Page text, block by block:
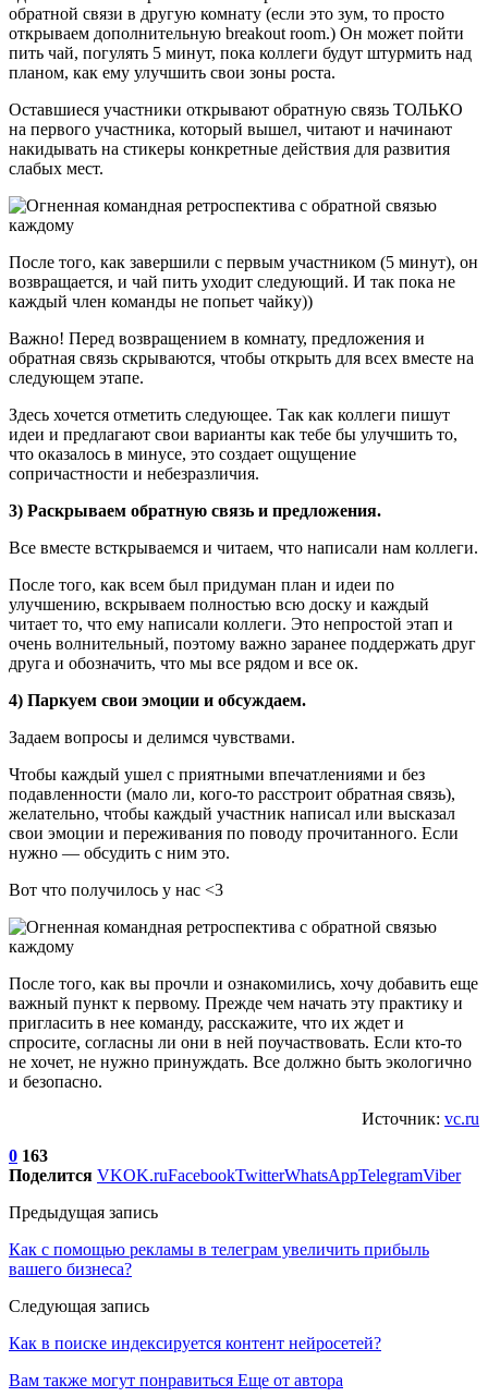
обратной связи в другую комнату (если это зум, то просто
открываем дополнительную breakout room.) Он может пойти
пить чай, погулять 5 минут, пока коллеги будут штурмить над
планом, как ему улучшить свои зоны роста.
Оставшиеся участники открывают обратную связь ТОЛЬКО
на первого участника, который вышел, читают и начинают
накидывать на стикеры конкретные действия для развития
слабых мест.
После того, как завершили с первым участником (5 минут), он
возвращается, и чай пить уходит следующий. И так пока не
каждый член команды не попьет чайку))
Важно! Перед возвращением в комнату, предложения и
обратная связь скрываются, чтобы открыть для всех вместе на
следующем этапе.
Здесь хочется отметить следующее. Так как коллеги пишут
идеи и предлагают свои варианты как тебе бы улучшить то,
что оказалось в минусе, это создает ощущение
сопричастности и небезразличия.
3) Раскрываем обратную связь и предложения.
Все вместе всткрываемся и читаем, что написали нам коллеги.
После того, как всем был придуман план и идеи по
улучшению, вскрываем полностью всю доску и каждый
читает то, что ему написали коллеги. Это непростой этап и
очень волнительный, поэтому важно заранее поддержать друг
друга и обозначить, что мы все рядом и все ок.
4) Паркуем свои эмоции и обсуждаем.
Задаем вопросы и делимся чувствами.
Чтобы каждый ушел с приятными впечатлениями и без
подавленности (мало ли, кого-то расстроит обратная связь),
желательно, чтобы каждый участник написал или высказал
свои эмоции и переживания по поводу прочитанного. Если
нужно — обсудить с ним это.
Вот что получилось у нас <3
После того, как вы прочли и ознакомились, хочу добавить еще
важный пункт к первому. Прежде чем начать эту практику и
пригласить в нее команду, расскажите, что их ждет и
спросите, согласны ли они в ней поучаствовать. Если кто-то
не хочет, не нужно принуждать. Все должно быть экологично
и безопасно.
Источник: vc.ru
0 163
Поделится VKOK.ruFacebookTwitterWhatsAppTelegramViber
Предыдущая запись
Как с помощью рекламы в телеграм увеличить прибыль
вашего бизнеса?
Следующая запись
Как в поиске индексируется контент нейросетей?
Вам также могут понравиться Еще от автора